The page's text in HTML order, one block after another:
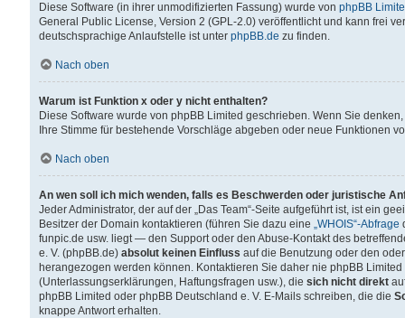
Diese Software (in ihrer unmodifizierten Fassung) wurde von phpBB
General Public License, Version 2 (GPL-2.0) veröffentlicht und kann frei
deutschsprachige Anlaufstelle ist unter phpBB.de zu finden.
Nach oben
Warum ist Funktion x oder y nicht enthalten?
Diese Software wurde von phpBB Limited geschrieben. Wenn Sie
Ihre Stimme für bestehende Vorschläge abgeben oder neue Funktionen
Nach oben
An wen soll ich mich wenden, falls es Beschwerden oder juristische
Jeder Administrator, der auf der „Das Team“-Seite aufgeführt ist, ist ein
Besitzer der Domain kontaktieren (führen Sie dazu eine „WHOIS“-Abfrage
funpic.de usw. liegt — den Support oder den Abuse-Kontakt des
e. V. (phpBB.de) absolut keinen Einfluss auf die Benutzung oder den
herangezogen werden können. Kontaktieren Sie daher nie phpBB
(Unterlassungserklärungen, Haftungsfragen usw.), die sich nicht direkt
phpBB Limited oder phpBB Deutschland e. V. E-Mails schreiben, die die
knappe Antwort erhalten.